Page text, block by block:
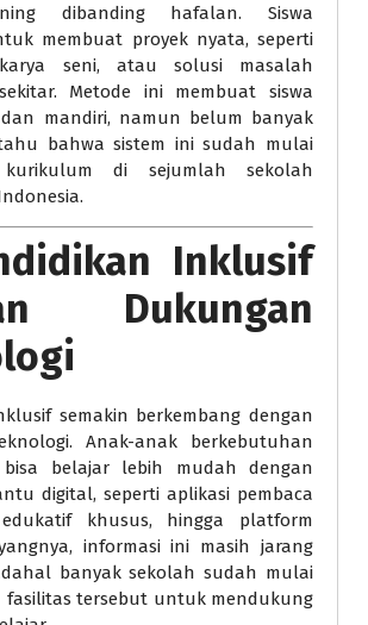
dibanding hafalan. Siswa
membuat proyek nyata, seperti
seni, atau solusi masalah
Metode ini membuat siswa
mandiri, namun belum banyak
bahwa sistem ini sudah mulai
di sejumlah sekolah
Inklusif
Dukungan
semakin berkembang dengan
Anak-anak berkebutuhan
belajar lebih mudah dengan
digital, seperti aplikasi pembaca
khusus, hingga platform
informasi ini masih jarang
banyak sekolah sudah mulai
fasilitas tersebut untuk mendukung